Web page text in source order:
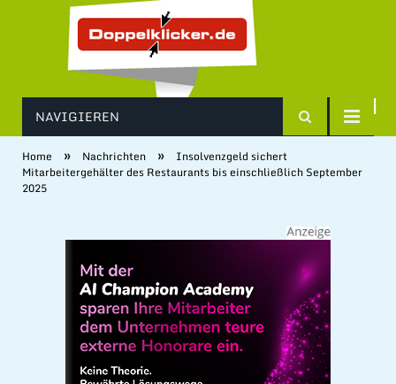
NAVIGIEREN
Home » Nachrichten »
Insolvenzgeld sichert
Mitarbeitergehälter des Restaurants bis einschließlich September
2025